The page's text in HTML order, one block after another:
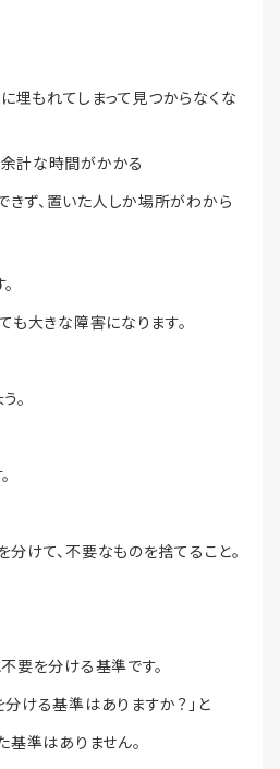
埋もれてしまって見つからなくな
余計な時間がかかる
きず、置いた人しか場所がわから
も大きな障害になります。
。
けて、不要なものを捨てること。
要を分ける基準です。
ける基準はありますか？」と
基準はありません。